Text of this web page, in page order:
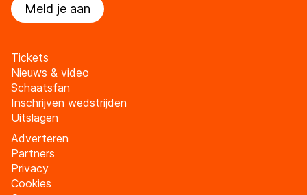
Meld je aan
Tickets
Nieuws & video
Schaatsfan
Inschrijven wedstrijden
Uitslagen
Adverteren
Partners
Privacy
Cookies